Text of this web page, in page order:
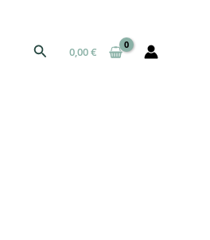
Buscar0,00€